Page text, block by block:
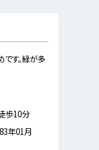
す。緑が多
歩10分
年01月